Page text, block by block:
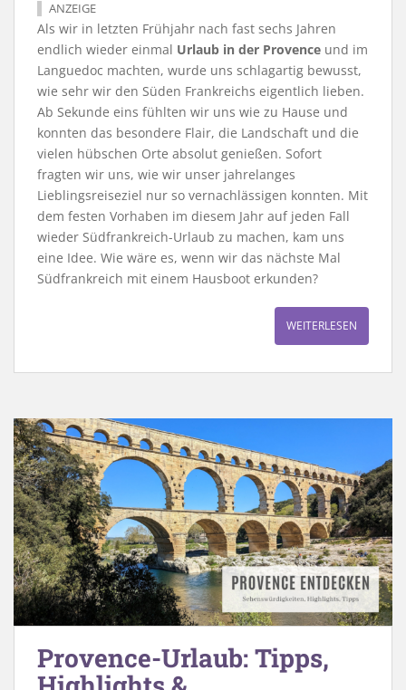
ANZEIGE
Als wir in letzten Frühjahr nach fast sechs Jahren
endlich wieder einmal Urlaub in der Provence und im
Languedoc machten, wurde uns schlagartig bewusst,
wie sehr wir den Süden Frankreichs eigentlich lieben.
Ab Sekunde eins fühlten wir uns wie zu Hause und
konnten das besondere Flair, die Landschaft und die
vielen hübschen Orte absolut genießen. Sofort
fragten wir uns, wie wir unser jahrelanges
Lieblingsreiseziel nur so vernachlässigen konnten. Mit
dem festen Vorhaben im diesem Jahr auf jeden Fall
wieder Südfrankreich-Urlaub zu machen, kam uns
eine Idee. Wie wäre es, wenn wir das nächste Mal
Südfrankreich mit einem Hausboot erkunden?
WEITERLESEN
Provence-Urlaub: Tipps,